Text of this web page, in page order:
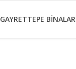
GAYRETTEPE BINALAR